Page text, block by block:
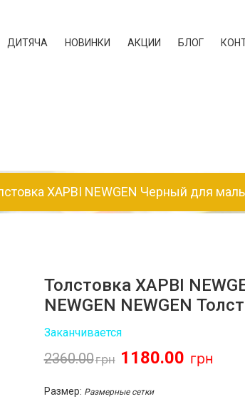
ДИТЯЧА НОВИНКИ АКЦИИ БЛОГ
ХАРВІ NEWGEN Черный для
Толстовка ХАРВІ
NEWGEN NEWGEN
Заканчивается
2360.00 1180.00
Размер: Размерные сетки